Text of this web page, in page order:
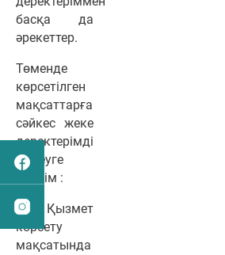
басқа да
әрекеттер.
Төменде
көрсетілген
мақсаттарға
сәйкес жеке
деректерімді
өңдеуге
бердім :
- Қызмет
көрсету
мақсатында